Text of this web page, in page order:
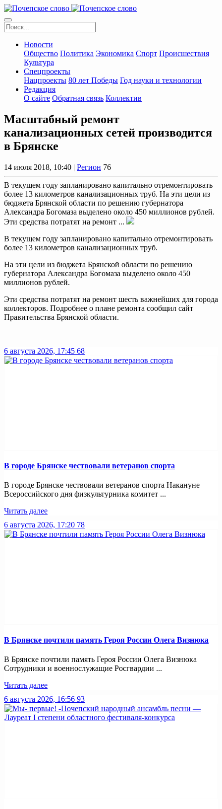
Новости
Общество Политика Экономика Спорт Происшествия
Культура
Спецпроекты
Нацпроекты 80 лет Победы Год науки и технологии
Редакция
О сайте Обратная связь Коллектив
Масштабный ремонт
канализационных сетей производится
в Брянске
14 июля 2018, 10:40 | Регион 76
В текущем году запланировано капитально отремонтировать
более 13 километров канализационных труб. На эти цели из
бюджета Брянской области по решению губернатора
Александра Богомаза выделено около 450 миллионов рублей.
Эти средства потратят на ремонт ...
В текущем году запланировано капитально отремонтировать
более 13 километров канализационных труб.
На эти цели из бюджета Брянской области по решению
губернатора Александра Богомаза выделено около 450
миллионов рублей.
Эти средства потратят на ремонт шесть важнейших для города
коллекторов. Подробнее о плане ремонта сообщил сайт
Правительства Брянской области.
6 августа 2026, 17:45 68
В городе Брянске чествовали ветеранов спорта
В городе Брянске чествовали ветеранов спорта Накануне
Всероссийского дня физкультурника комитет ...
Читать далее
6 августа 2026, 17:20 78
В Брянске почтили память Героя России Олега Визнюка
В Брянске почтили память Героя России Олега Визнюка
Сотрудники и военнослужащие Росгвардии ...
Читать далее
6 августа 2026, 16:56 93